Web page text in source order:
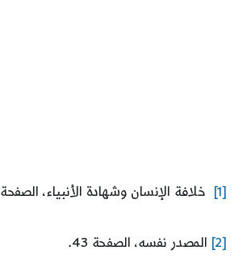
[1] خلافة الإنسان وشهادة الأنبياء، الصفحة 1.
[2] المصدر نفسه، الصفحة 43.